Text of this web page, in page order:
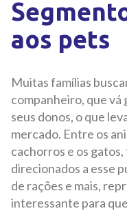
aos pets
Muitas famílias
companheiro, que vá
seus donos, o que
mercado. Entre os
cachorros e os
direcionados a esse
de rações e mais,
interessante para